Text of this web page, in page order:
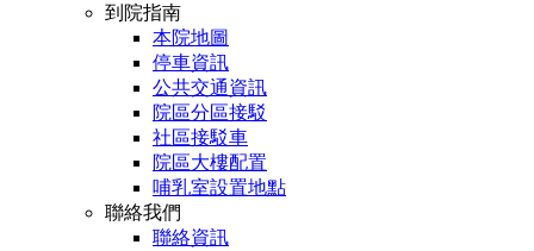
到院指南
本院地圖
停車資訊
公共交通資訊
院區分區接駁
社區接駁車
院區大樓配置
哺乳室設置地點
聯絡我們
聯絡資訊